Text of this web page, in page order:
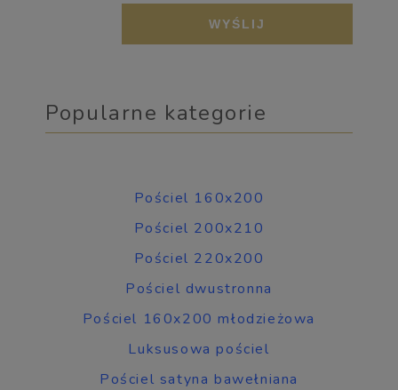
WYŚLIJ
Popularne kategorie
Pościel 160x200
Pościel 200x210
Pościel 220x200
Pościel dwustronna
Pościel 160x200 młodzieżowa
Luksusowa pościel
Pościel satyna bawełniana